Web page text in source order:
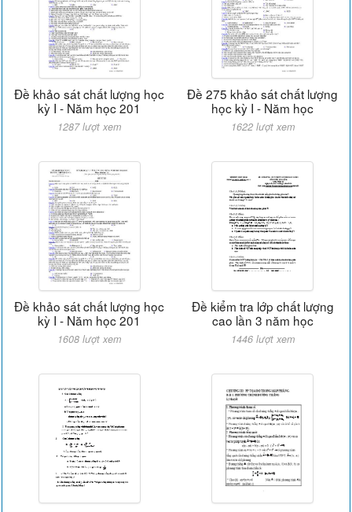
Đề khảo sát chất lượng học
kỳ I - Năm học 201
1287 lượt xem
Đề 275 khảo sát chất lượng
học kỳ I - Năm học
1622 lượt xem
Đề khảo sát chất lượng học
kỳ I - Năm học 201
1608 lượt xem
Đề kiểm tra lớp chất lượng
cao lần 3 năm học
1446 lượt xem